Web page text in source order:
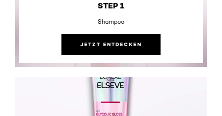
STEP 1
Shampoo
JETZT ENTDECKEN